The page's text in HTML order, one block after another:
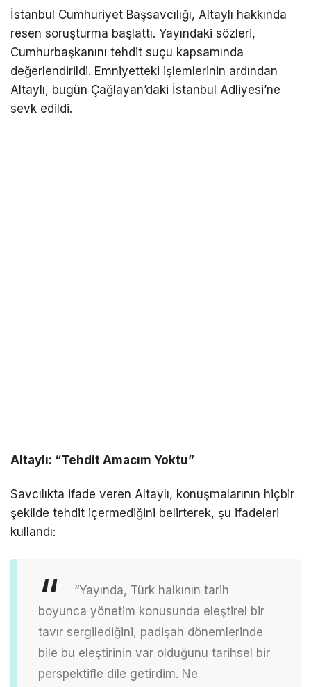
İstanbul Cumhuriyet Başsavcılığı, Altaylı hakkında
resen soruşturma başlattı. Yayındaki sözleri,
Cumhurbaşkanını tehdit suçu kapsamında
değerlendirildi. Emniyetteki işlemlerinin ardından
Altaylı, bugün Çağlayan’daki İstanbul Adliyesi’ne
sevk edildi.
Altaylı: “Tehdit Amacım Yoktu”
Savcılıkta ifade veren Altaylı, konuşmalarının hiçbir
şekilde tehdit içermediğini belirterek, şu ifadeleri
kullandı:
“Yayında, Türk halkının tarih
boyunca yönetim konusunda eleştirel bir
tavır sergilediğini, padişah dönemlerinde
bile bu eleştirinin var olduğunu tarihsel bir
perspektifle dile getirdim. Ne